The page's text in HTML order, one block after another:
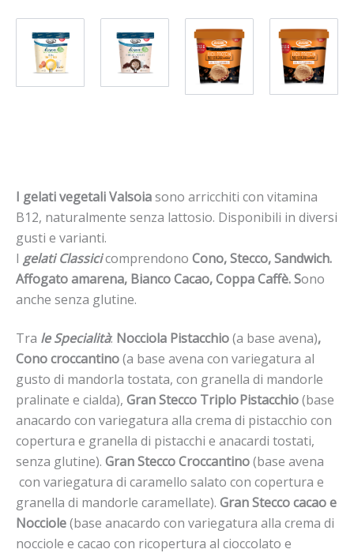
I gelati vegetali Valsoiasono arricchiti con vitamina
B12, naturalmente senza lattosio. Disponibili in diversi
gusti e varianti.
I gelati Classicicomprendono Cono, Stecco, Sandwich.
Affogato amarena, Bianco Cacao, Coppa Caffè. Sono
anche senza glutine.
Tra le Specialità: Nocciola Pistacchio(a base avena),
Cono croccantino(a base avena con variegatura al
gusto di mandorla tostata, con granella di mandorle
pralinate e cialda), Gran Stecco Triplo Pistacchio(base
anacardo con variegatura alla crema di pistacchio con
copertura e granella di pistacchi e anacardi tostati,
senza glutine). Gran Stecco Croccantino(base avena
con variegatura di caramello salato con copertura e
granella di mandorle caramellate). Gran Stecco cacao e
Nocciole(base anacardo con variegatura alla crema di
nocciole e cacao con ricopertura al cioccolato e